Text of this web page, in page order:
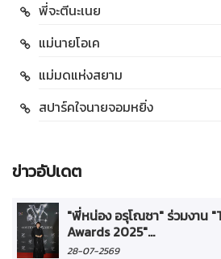
พี่จะตีนะเนย
แม่นายโอเค
แม่มดแห่งสยาม
สปาร์คใจนายจอมหยิ่ง
ข่าวอัปเดต
"พี่หน่อง อรุโณชา" ร่วมงาน
Awards 2025"...
28-07-2569